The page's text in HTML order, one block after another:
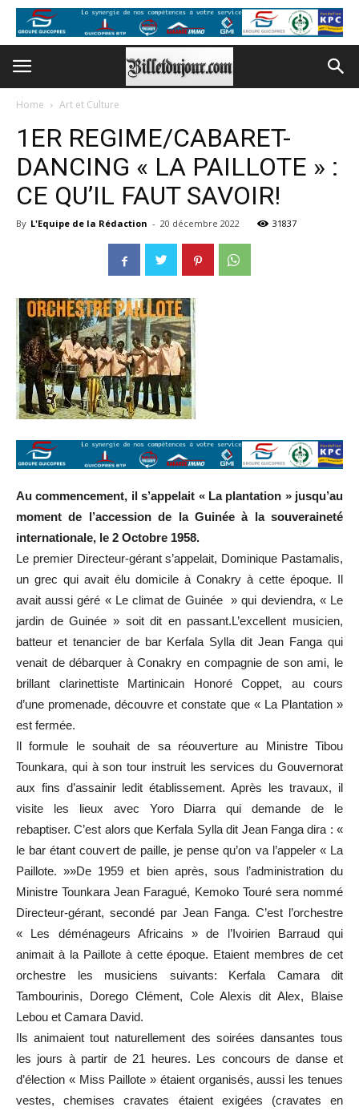
Home Art et Culture
1ER REGIME/CABARET-
DANCING « LA PAILLOTE » :
CE QU’IL FAUT SAVOIR!
By L'Equipe de la Rédaction - 20 décembre 2022 31837
Au commencement, il s’appelait « La plantation » jusqu’au
moment de l’accession de la Guinée à la souveraineté
internationale, le 2 Octobre 1958.
Le premier Directeur-gérant s’appelait, Dominique Pastamalis,
un grec qui avait élu domicile à Conakry à cette époque. Il
avait aussi géré « Le climat de Guinée » qui deviendra, « Le
jardin de Guinée » soit dit en passant.L’excellent musicien,
batteur et tenancier de bar Kerfala Sylla dit Jean Fanga qui
venait de débarquer à Conakry en compagnie de son ami, le
brillant clarinettiste Martinicain Honoré Coppet, au cours
d’une promenade, découvre et constate que « La Plantation »
est fermée.
Il formule le souhait de sa réouverture au Ministre Tibou
Tounkara, qui à son tour instruit les services du Gouvernorat
aux fins d’assainir ledit établissement. Après les travaux, il
visite les lieux avec Yoro Diarra qui demande de le
rebaptiser. C’est alors que Kerfala Sylla dit Jean Fanga dira : «
le bar étant couvert de paille, je pense qu’on va l’appeler « La
Paillote. »»De 1959 et bien après, sous l’administration du
Ministre Tounkara Jean Faragué, Kemoko Touré sera nommé
Directeur-gérant, secondé par Jean Fanga. C’est l’orchestre
« Les déménageurs Africains » de l’Ivoirien Barraud qui
animait à la Paillote à cette époque. Etaient membres de cet
orchestre les musiciens suivants: Kerfala Camara dit
Tambourinis, Dorego Clément, Cole Alexis dit Alex, Blaise
Lebou et Camara David.
Ils animaient tout naturellement des soirées dansantes tous
les jours à partir de 21 heures. Les concours de danse et
d’élection « Miss Paillote » étaient organisés, aussi les tenues
vestes, chemises cravates étaient exigées (cravates en